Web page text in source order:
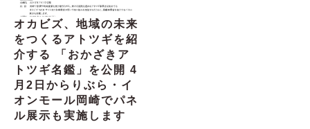
オカビズ、地域の未来
をつくるアトツギを紹
介する 「おかざきア
トツギ名鑑」を公開 4
月2日からりぶら・イ
オンモール岡崎でパネ
ル展示も実施します